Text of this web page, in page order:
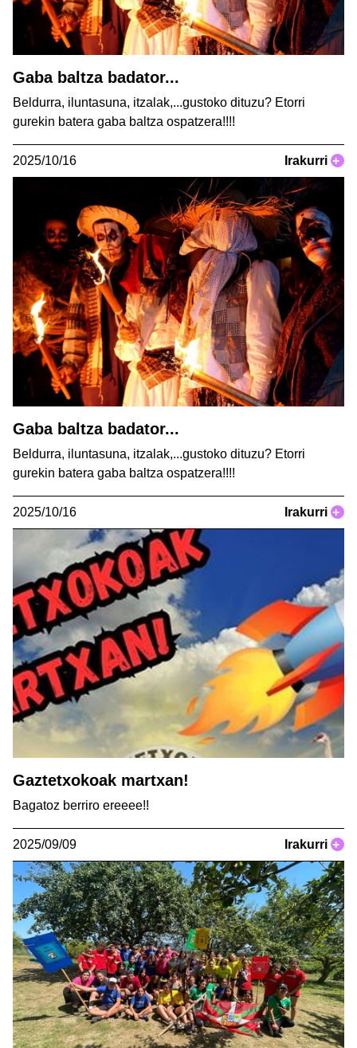
Gaba baltza badator...
Beldurra, iluntasuna, itzalak,...gustoko dituzu? Etorri
gurekin batera gaba baltza ospatzera!!!!
2025/10/16 Irakurri +
Gaba baltza badator...
Beldurra, iluntasuna, itzalak,...gustoko dituzu? Etorri
gurekin batera gaba baltza ospatzera!!!!
2025/10/16 Irakurri +
Gaztetxokoak martxan!
Bagatoz berriro ereeee!!
2025/09/09 Irakurri +